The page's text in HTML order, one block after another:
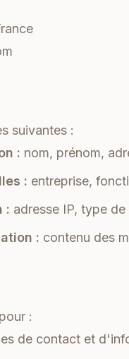
suivantes :
: nom, prénom,
: entreprise,
: adresse IP, type
: contenu des
:
de contact et